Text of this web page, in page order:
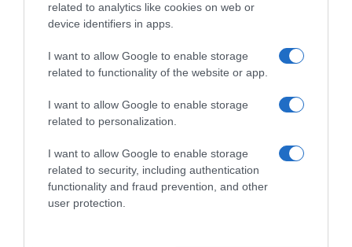
related to analytics like cookies on web or
device identifiers in apps.
I want to allow Google to enable storage
related to functionality of the website or app.
I want to allow Google to enable storage
related to personalization.
I want to allow Google to enable storage
related to security, including authentication
functionality and fraud prevention, and other
user protection.
κλήθηκαν να εξετάσουν και τον δράστη της
γυναικοκτονίας και εν διαστάσει σύζυγό της.
Ασθενοφόρο τουΕΚΑΒτον μετέφερε στο
σημείο έχοντας τραύμα από σφαίρα στο
κεφάλι, ενώ ήταν ήδη νεκρός, με τις Αρχές να
εκτιμούν ότι αυτοκτόνησε.
Ο ίδιος μετά τηδολοφονίατης 45χρονης
οδήγησε μέχρι ένα απομονωμένο σημείο στη
Δράμα, για να αφαιρέσει τη ζωή του.